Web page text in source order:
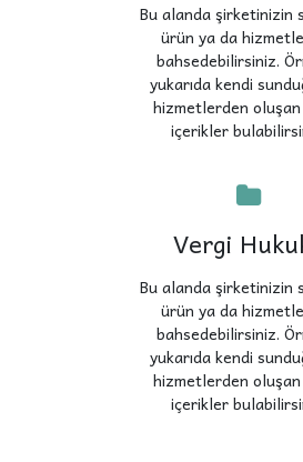
Bu alanda şirketinizin
ürün ya da
bahsedebilirsiniz.
yukarıda kendi
hizmetlerden oluşan
içerikler
Vergi
Bu alanda şirketinizin
ürün ya da
bahsedebilirsiniz.
yukarıda kendi
hizmetlerden oluşan
içerikler